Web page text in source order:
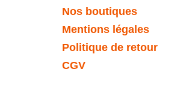
Nos boutiques
Mentions légales
Politique de retour
CGV